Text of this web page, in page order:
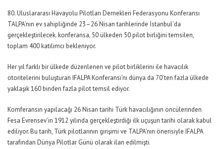
80. Uluslararası Havayolu Pilotları Dernekleri Federasyonu Konferansı
TALPA’nın ev sahipliğinde 23–26 Nisan tarihlerinde İstanbul’da
gerçekleştirilecek. konferansa, 50 ülkeden 50 pilot birliğini temsilen,
toplam 400 katılımcı bekleniyor.
Her yıl farklı bir ülkede düzenlenen ve pilot birliklerini ile havacılık
otoritelerini buluşturan IFALPA Konferansı’nı dünya da 70’ten fazla ülkede
yaklaşık 160 binden fazla pilot temsil ediyor.
Komferansın yapılacağı 26 Nisan tarihi Türk havacılığının öncülerinden
Fesa Evrensev’in 1912 yılında gerçekleştirdiği ilk uçuşun tarihi olarak kabul
ediliyor. Bu tarih, Türk pilotlarının girişimi ve TALPA’nın önerisiyle IFALPA
tarafından Dünya Pilotlar Günü olarak ilan edilmişti.